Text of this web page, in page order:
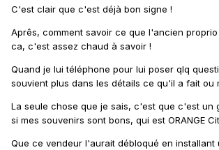
C'est clair que c'est déjà bon signe !
Aprês, comment savoir ce que l'ancien
ca, c'est assez chaud à savoir !
Quand je lui téléphone pour lui poser qlq
souvient plus dans les détails ce qu'il a fait ou
La seule chose que je sais, c'est que c'est un
si mes souvenirs sont bons, qui est ORANGE
Que ce vendeur l'aurait débloqué en installant